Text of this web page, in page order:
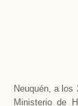
Neuquén, a los
Ministerio de